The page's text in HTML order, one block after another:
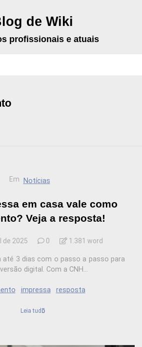
de Wiki
profissionais e atuais
Em Notícias
em casa vale como
Veja a resposta!
de 2025 0 1.381 word
até 3 dias com o passo a passo para
digital. Com a CNH...
impressa resposta
Leia tudo